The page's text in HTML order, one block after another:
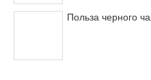
Польза черного